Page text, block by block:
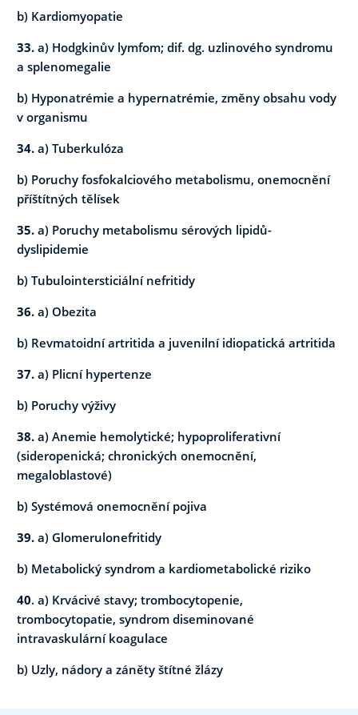
b) Kardiomyopatie
33.a) Hodgkinův lymfom; dif. dg. uzlinového syndromu
a splenomegalie
b) Hyponatrémie a hypernatrémie, změny obsahu vody
v organismu
34.a) Tuberkulóza
b) Poruchy fosfokalciového metabolismu, onemocnění
příštítných tělísek
35.a) Poruchy metabolismu sérových lipidů-
dyslipidemie
b) Tubulointersticiální nefritidy
36.a) Obezita
b) Revmatoidní artritida a juvenilní idiopatická artritida
37.a) Plicní hypertenze
b) Poruchy výživy
38.a) Anemie hemolytické; hypoproliferativní
(sideropenická; chronických onemocnění,
megaloblastové)
b) Systémová onemocnění pojiva
39.a) Glomerulonefritidy
b) Metabolický syndrom a kardiometabolické riziko
40. a) Krvácivé stavy; trombocytopenie,
trombocytopatie, syndrom diseminované
intravaskulární koagulace
b) Uzly, nádory a záněty štítné žlázy